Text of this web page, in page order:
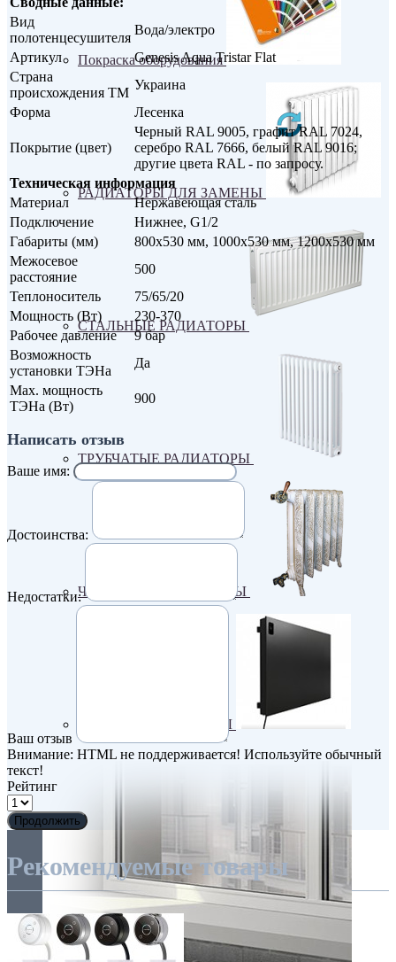
Покраска оборудования
РАДИАТОРЫ ДЛЯ ЗАМЕНЫ
СТАЛЬНЫЕ РАДИАТОРЫ
ТРУБЧАТЫЕ РАДИАТОРЫ
ЧУГУННЫЕ РАДИАТОРЫ
ЭЛЕКТРО РАДИАТОРЫ
Вид
полотенцесушителя
Вода/электро
Артикул
Genesis Aqua Tristar Flat
Страна
происхождения ТМ
Украина
Форма
Лесенка
Покрытие (цвет)
Черный RAL 9005, графит RAL 7024,
серебро RAL 7666, белый RAL 9016;
другие цвета RAL - по запросу.
Техническая информация
Материал
Нержавеющая сталь
Подключение
Нижнее, G1/2
Габариты (мм)
800х530 мм, 1000х530 мм, 1200х530 мм
Межосевое
расстояние
500
Теплоноситель
75/65/20
Мощность (Вт)
230-370
Рабочее давление
9 бар
Возможность
установки ТЭНа
Да
Max. мощность
ТЭНа (Вт)
900
Написать отзыв
Ваше имя:
Достоинства:
Недостатки:
Ваш отзыв
Внимание: HTML не поддерживается! Используйте обычный
текст!
Рейтинг
Продолжить
Рекомендуемые товары